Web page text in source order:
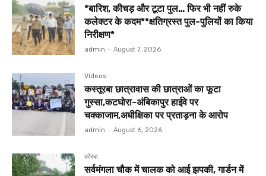
*बारिश, कीचड़ और टूटा पुल… फिर भी नहीं रुके
कलेक्टर के कदम**क्षतिग्रस्त पुल-पुलियों का किया
निरीक्षण*
admin - August 7, 2026
Videos
कस्तूरबा छात्रावास की छात्राओं का फूटा
गुस्सा,कटघोरा-अंबिकापुर हाईवे पर
चक्काजाम,अधीक्षिका पर प्रताड़ना के आरोप
admin - August 6, 2026
कोरबा
सर्वमंगला चौक में चालक को आई झपकी, गार्डन में